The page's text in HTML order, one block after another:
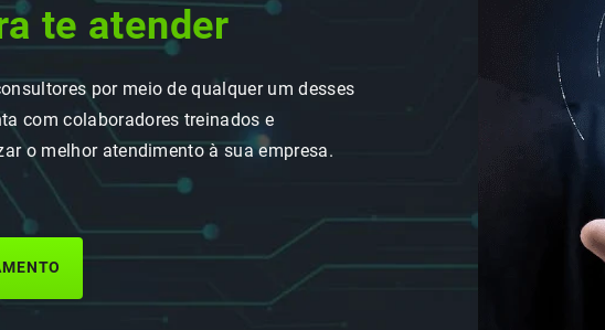
te atender
por meio de qualquer um desses
com colaboradores treinados e
o melhor atendimento à sua empresa.